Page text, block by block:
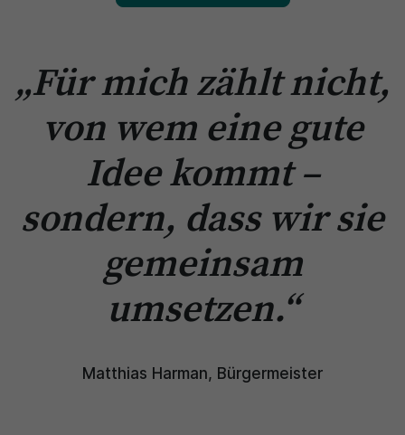
„Für mich zählt nicht,
von wem eine gute
Idee kommt –
sondern, dass wir sie
gemeinsam
umsetzen.“
Matthias Harman, Bürgermeister